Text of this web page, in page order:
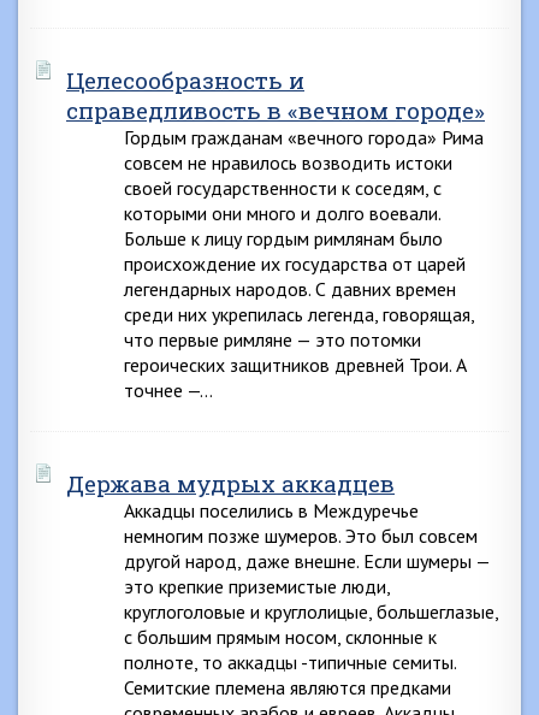
Целесообразность и
справедливость в «вечном городе»
Гордым гражданам «вечного города» Рима
совсем не нравилось возводить истоки
своей государственности к соседям, с
которыми они много и долго воевали.
Больше к лицу гордым римлянам было
происхождение их государства от царей
легендарных народов. С давних времен
среди них укрепилась легенда, говорящая,
что первые римляне — это потомки
героических защитников древней Трои. А
точнее —…
Держава мудрых аккадцев
Аккадцы поселились в Междуречье
немногим позже шумеров. Это был совсем
другой народ, даже внешне. Если шумеры —
это крепкие приземистые люди,
круглоголовые и круглолицые, большеглазые,
с большим прямым носом, склонные к
полноте, то аккадцы -типичные семиты.
Семитские племена являются предками